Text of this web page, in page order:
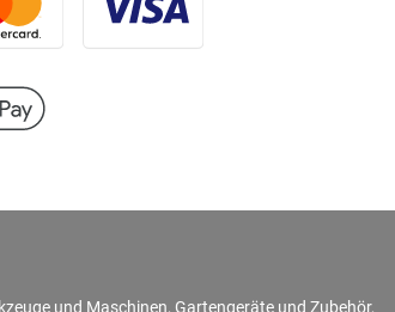
und Maschinen, Gartengeräte und Zubehör,